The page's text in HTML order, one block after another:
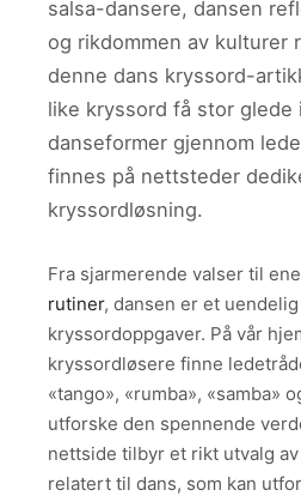
salsa-dansere, dansen
og rikdommen av kulturer
denne dans kryssord-
like kryssord få stor glede
danseformer gjennom
finnes på nettsteder
kryssordløsning.
Fra sjarmerende valser til
rutiner, dansen er et
kryssordoppgaver. På vår
kryssordløsere finne
«tango», «rumba», «samba»
utforske den spennende
nettside tilbyr et rikt utvalg
relatert til dans, som kan